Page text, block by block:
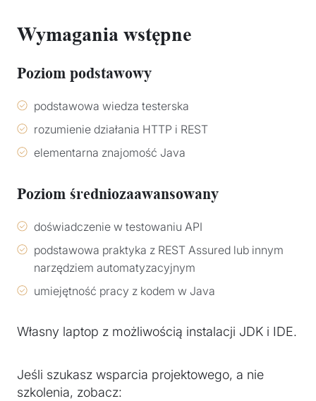
Wymagania wstępne
Poziom podstawowy
podstawowa wiedza testerska
rozumienie działania HTTP i REST
elementarna znajomość Java
Poziom średniozaawansowany
doświadczenie w testowaniu API
podstawowa praktyka z REST Assured lub innym
narzędziem automatyzacyjnym
umiejętność pracy z kodem w Java
Własny laptop z możliwością instalacji JDK i IDE.
Jeśli szukasz wsparcia projektowego, a nie
szkolenia, zobacz: